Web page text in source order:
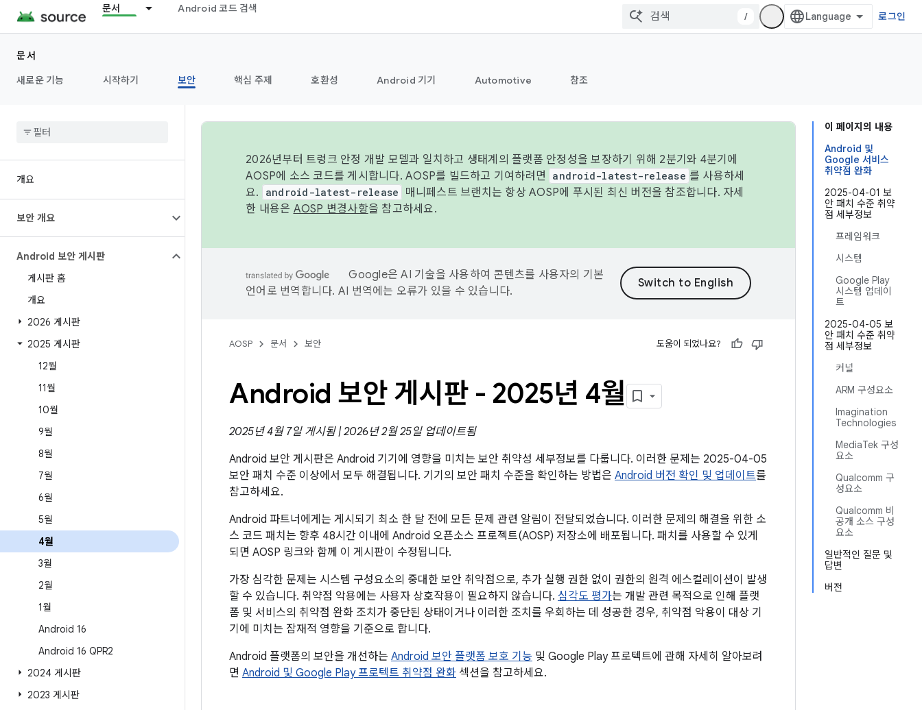
문서 Android 코드 검색
/ 로그인
문서
새로운 기능
시작하기 보안 핵심 주제 호환성 Android 기기 Automotive 참조
개요
보안 개요
Android 보안 게시판
게시판 홈
개요
2026 게시판
2025 게시판
12월
11월
10월
9월
8월
7월
6월
5월
4월
3월
2월
1월
Android 16
Android 16 QPR2
2024 게시판
2023 게시판
이 페이지의 내용
Android 및
Google 서비스
취약점 완화
2025-04-01 보
안 패치 수준 취약
점 세부정보
프레임워크
시스템
Google Play
시스템 업데이
트
2025-04-05 보
안 패치 수준 취약
점 세부정보
커널
ARM 구성요소
Imagination
Technologies
MediaTek 구성
요소
Qualcomm 구
성요소
Qualcomm 비
공개 소스 구성
요소
일반적인 질문 및
답변
버전
2026년부터 트렁크 안정 개발 모델과 일치하고 생태계의 플랫폼 안정성을 보장하기 위해 2분기와 4분기에
AOSP에 소스 코드를 게시합니다. AOSP를 빌드하고 기여하려면
android-latest-release 를 사용하세
요.
android-latest-release
매니페스트 브랜치는 항상 AOSP에 푸시된 최신 버전을 참조합니다. 자세
한 내용은 AOSP 변경사항을 참고하세요.
Google은 AI 기술을 사용하여 콘텐츠를 사용자의 기본
언어로 번역합니다. AI 번역에는 오류가 있을 수 있습니다.
AOSP 문서 보안 도움이 되었나요?
Android 보안 게시판 - 2025년 4월
2025년 4월 7일 게시됨 | 2026년 2월 25일 업데이트됨
Android 보안 게시판은 Android 기기에 영향을 미치는 보안 취약성 세부정보를 다룹니다. 이러한 문제는 2025-04-05
보안 패치 수준 이상에서 모두 해결됩니다. 기기의 보안 패치 수준을 확인하는 방법은 Android 버전 확인 및 업데이트를
참고하세요.
Android 파트너에게는 게시되기 최소 한 달 전에 모든 문제 관련 알림이 전달되었습니다. 이러한 문제의 해결을 위한 소
스 코드 패치는 향후 48시간 이내에 Android 오픈소스 프로젝트(AOSP) 저장소에 배포됩니다. 패치를 사용할 수 있게
되면 AOSP 링크와 함께 이 게시판이 수정됩니다.
가장 심각한 문제는 시스템 구성요소의 중대한 보안 취약점으로, 추가 실행 권한 없이 권한의 원격 에스컬레이션이 발생
할 수 있습니다. 취약점 악용에는 사용자 상호작용이 필요하지 않습니다. 심각도 평가는 개발 관련 목적으로 인해 플랫
폼 및 서비스의 취약점 완화 조치가 중단된 상태이거나 이러한 조치를 우회하는 데 성공한 경우, 취약점 악용이 대상 기
기에 미치는 잠재적 영향을 기준으로 합니다.
Android 플랫폼의 보안을 개선하는 Android 보안 플랫폼 보호 기능 및 Google Play 프로텍트에 관해 자세히 알아보려
면 Android 및 Google Play 프로텍트 취약점 완화 섹션을 참고하세요.